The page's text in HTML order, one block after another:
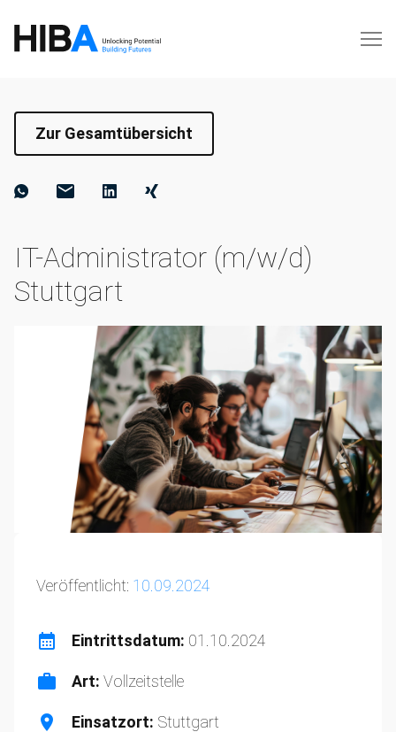
Zur Gesamtübersicht
IT-Administrator (m/w/d)
Stuttgart
Veröffentlicht: 10.09.2024
Eintrittsdatum: 01.10.2024
Art: Vollzeitstelle
Einsatzort: Stuttgart